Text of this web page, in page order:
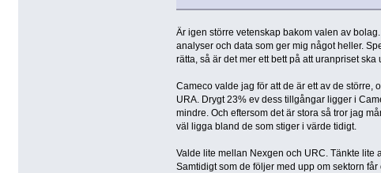
Är igen större vetenskap bakom valen av
analyser och data som ger mig något heller.
rätta, så är det mer ett bett på att uranpriset
Cameco valde jag för att de är ett av de större,
URA. Drygt 23% ev dess tillgångar ligger i
mindre. Och eftersom det är stora så tror jag
väl ligga bland de som stiger i värde tidigt.
Valde lite mellan Nexgen och URC. Tänkte lite
Samtidigt som de följer med upp om sektorn